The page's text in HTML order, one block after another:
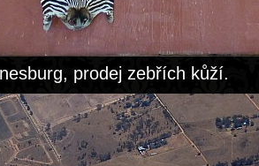
prodej zebřích kůží.